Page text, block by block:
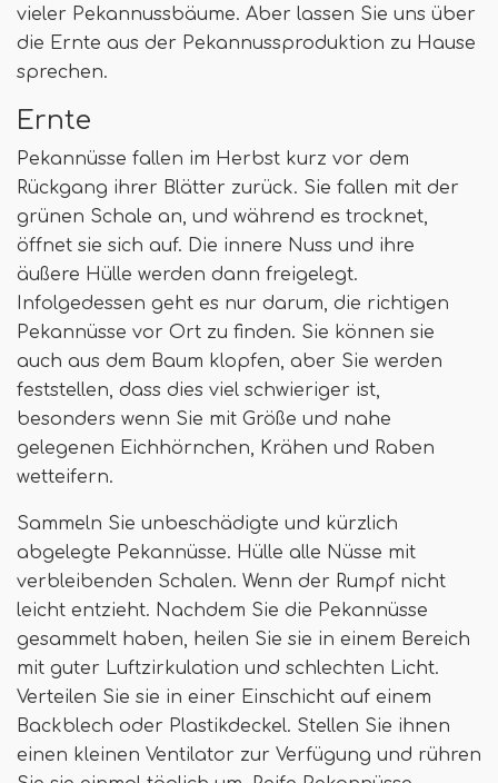
vieler Pekannussbäume. Aber lassen Sie uns über
die Ernte aus der Pekannussproduktion zu Hause
sprechen.
Ernte
Pekannüsse fallen im Herbst kurz vor dem
Rückgang ihrer Blätter zurück. Sie fallen mit der
grünen Schale an, und während es trocknet,
öffnet sie sich auf. Die innere Nuss und ihre
äußere Hülle werden dann freigelegt.
Infolgedessen geht es nur darum, die richtigen
Pekannüsse vor Ort zu finden. Sie können sie
auch aus dem Baum klopfen, aber Sie werden
feststellen, dass dies viel schwieriger ist,
besonders wenn Sie mit Größe und nahe
gelegenen Eichhörnchen, Krähen und Raben
wetteifern.
Sammeln Sie unbeschädigte und kürzlich
abgelegte Pekannüsse. Hülle alle Nüsse mit
verbleibenden Schalen. Wenn der Rumpf nicht
leicht entzieht. Nachdem Sie die Pekannüsse
gesammelt haben, heilen Sie sie in einem Bereich
mit guter Luftzirkulation und schlechten Licht.
Verteilen Sie sie in einer Einschicht auf einem
Backblech oder Plastikdeckel. Stellen Sie ihnen
einen kleinen Ventilator zur Verfügung und rühren